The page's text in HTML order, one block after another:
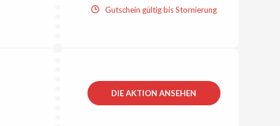
Gutschein gültig bis Stornierung
DIE AKTION ANSEHEN